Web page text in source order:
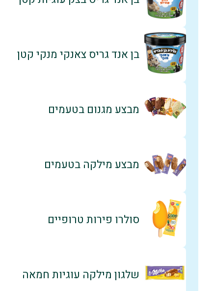
בן אנד גריס צאנקי מנקי קטן
מבצע מגנום בטעמים
מבצע מילקה בטעמים
סולרו פירות טרופיים
שלגון מילקה עוגיות חמאה